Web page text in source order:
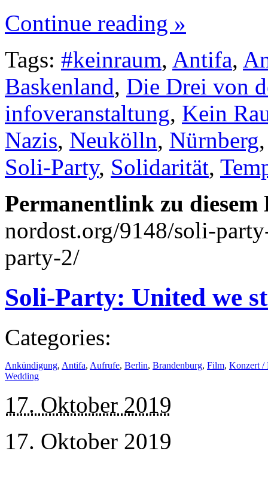
Continue reading »
Tags: #keinraum, Antifa,
Baskenland, Die Drei von
infoveranstaltung, Kein
Nazis, Neukölln, Nürnberg
Soli-Party, Solidarität,
Permanentlink zu
nordost.org/9148/soli-
party-2/
Soli-Party: United we
Categories:
Ankündigung, Antifa, Aufrufe, Berlin, Brandenburg, Film, Konzert /
Wedding
17. Oktober 2019
17. Oktober 2019